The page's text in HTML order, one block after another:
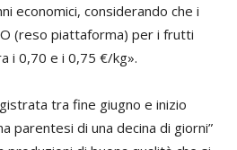
economici, considerando che i
(reso piattaforma) per i frutti
i 0,70 e i 0,75 €/kg».
tra fine giugno e inizio
parentesi di una decina di giorni”